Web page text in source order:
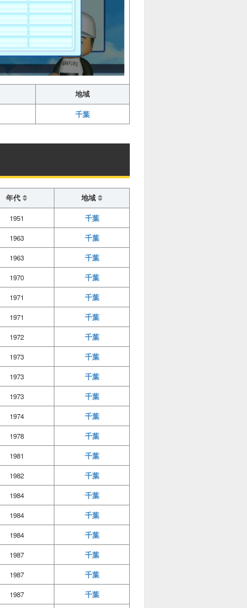
地域
千葉
年代 地域
1951
千葉
1963
千葉
1963
千葉
1970
千葉
1971
千葉
1971
千葉
1972
千葉
1973
千葉
1973
千葉
1973
千葉
1974
千葉
1978
千葉
1981
千葉
1982
千葉
1984
千葉
1984
千葉
1984
千葉
1987
千葉
1987
千葉
1987
千葉